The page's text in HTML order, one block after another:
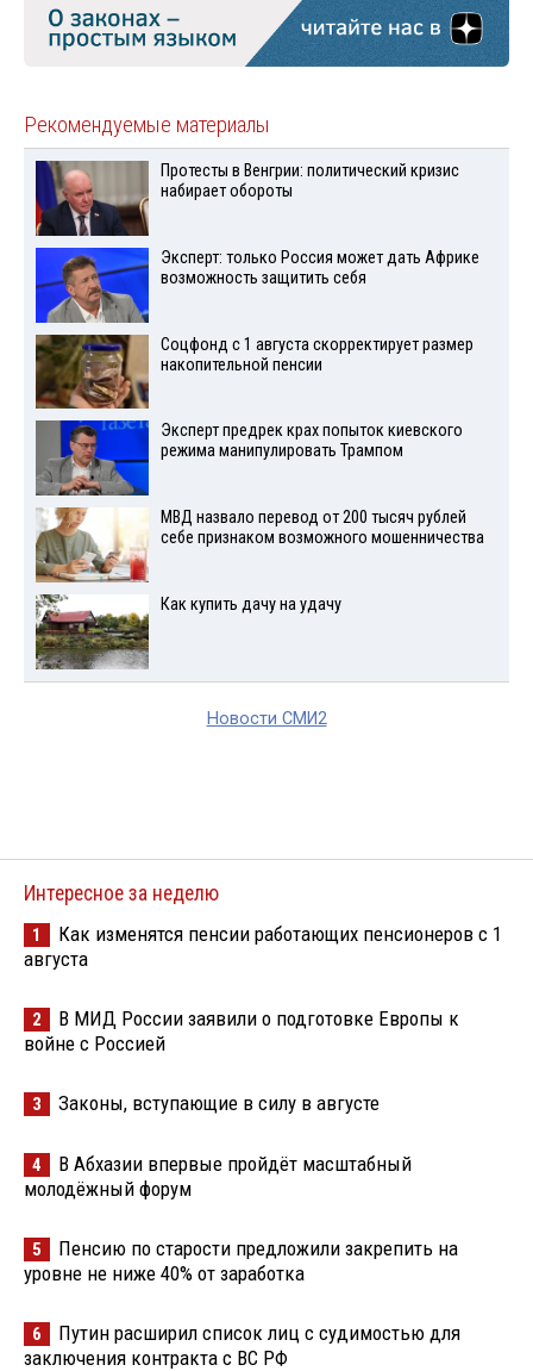
Рекомендуемые материалы
Протесты в Венгрии: политический кризис
набирает обороты
Эксперт: только Россия может дать Африке
возможность защитить себя
Соцфонд с 1 августа скорректирует размер
накопительной пенсии
Эксперт предрек крах попыток киевского
режима манипулировать Трампом
МВД назвало перевод от 200 тысяч рублей
себе признаком возможного мошенничества
Как купить дачу на удачу
Новости СМИ2
Интересное за неделю
1
Как изменятся пенсии работающих пенсионеров с 1
августа
2
В МИД России заявили о подготовке Европы к
войне с Россией
3 Законы, вступающие в силу в августе
4
В Абхазии впервые пройдёт масштабный
молодёжный форум
5
Пенсию по старости предложили закрепить на
уровне не ниже 40% от заработка
6
Путин расширил список лиц с судимостью для
заключения контракта с ВС РФ